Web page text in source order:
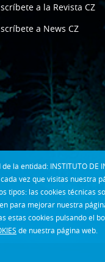
entidad: INSTITUTO DE
vez que visitas nuestra
las cookies técnicas
para mejorar nuestra
cookies pulsando el
de nuestra página web.
a la Revista CZ
a News CZ